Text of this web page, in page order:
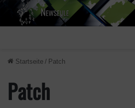
Startseite / Patch
Patch